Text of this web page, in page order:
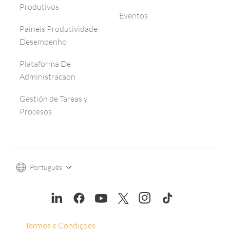
Produtivos
Paineis Produtividade
Desempenho
Plataforma De
Administracaon
Gestión de Tareas y
Procesos
Eventos
Português
Termos e Condições